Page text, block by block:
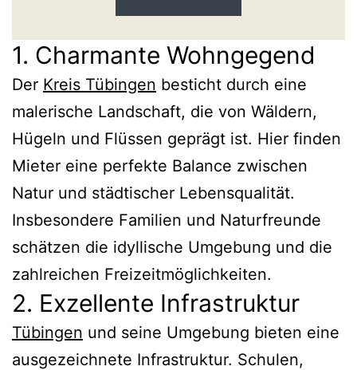
1. Charmante Wohngegend
Der Kreis Tübingen besticht durch eine
malerische Landschaft, die von Wäldern,
Hügeln und Flüssen geprägt ist. Hier finden
Mieter eine perfekte Balance zwischen
Natur und städtischer Lebensqualität.
Insbesondere Familien und Naturfreunde
schätzen die idyllische Umgebung und die
zahlreichen Freizeitmöglichkeiten.
2. Exzellente Infrastruktur
Tübingen und seine Umgebung bieten eine
ausgezeichnete Infrastruktur. Schulen,